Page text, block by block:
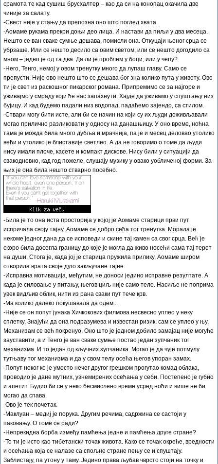
срамота те кад сушиш брусхалтер – као да си на конопац окачила две
чиније за салату.
-Свест није у стању да препозна оно што поглед хвата.
-Аомаме рукама прекри доњи део лица. И настави да пиљи у два месеца.
Нешто се ван сваке сумње дешава, помисли она. Откуцаји њеног срца се
убрзаше. Или се нешто десило са овим светом, или се нешто догодило са
мном – једно је од та два. Да ли је проблем у боци, или у чепу?
-Него, Тенго, немој у овом тренутку много да лупаш главу. Само се
препусти. Није ово нешто што се дешава бог зна колико пута у животу. Ово
ти је свет из раскошног пикарског романа. Припремимо се за најгоре и
уживајмо у смраду који ће нас запахнути. Хајде да уживамо у спуштању низ
бујицу. И кад будемо падали низ водопад, падаћемо зајендо, са стилом.
-Ствари могу бити исте, али би се начин на који су их људи доживљавали
могао прилично разликовати у односу на данашњицу. У оно време, ноћна
тама је можда била много дубља и мрачнија, па је и месец деловао утолико
већи и утолико је блиставије светлео. А да не говоримо о томе да људи
нису имали плоче, касете и компакт дискове. Нису били у ситуацији да
свакодневно, кад год пожеле, слушају музику у овако уобличеној форми. За
њих је она била нешто стварно посебно.
-Била је то она иста просторија у којој је Аомаме старици први пут
испричала своју тајну. Аомаме се добро сећа тог тренутка. Морала је
некоме једног дана да се исповеди и скине тај камен са свог срца. Већ је
скоро била досегла границу до које је могла да живо носећи сама тај терет
на души. Стога је, када јој је старица пружила прилику, Аомаме широм
отворила врата своје дуго закључане тајне.
-Исправна мотивација, међутим, не доноси једино исправне резултате. А
када је силовање у питању, његов циљ није само тело. Насиље не поприма
увек видљив облик, нити из рана сваки пут тече крв.
-Ма колико далеко покушавала да одем...
-Није се он попут јунака Хичкокових филмова несвесно уплео у неку
сплетку. Знајући да она подразумева и известан ризик, сам се уплео у њу.
Механизам се већ покренуо. Оно што је једном добило замајац није могуће
зауставити, а и Тенго је ван сваке сумње постао један зупчаник тог
механизма. И то један од кључних зупчаника. Могао је да чује потмулу
тутњаву тог механизма и да у свом телу осећа његов упоран замах.
-Попут неког ко је уместо нечег другог грешком прогутао комад облака,
проводио је дане мутних, узнемирених осећања у себи. Постепено је губио
и апетит. Будио би се у неко бесмислено време усред ноћи и више не би
могао да спава.
-Ово је тек почетак.
-Маклуан – медиј је порука. Другим речима, садржина се састоји у
паковању. О томе се ради?
-Непрекидна борба између памћења једне и памћења друге стране?
-То ти је исто као тибетански точак живота. Како се точак окреће, вредности
и осећања која се налазе са спољне стране пењу се и спуштају.
Заблистају, па утону у таму. Једино права љубав чврсто стоји на точку и